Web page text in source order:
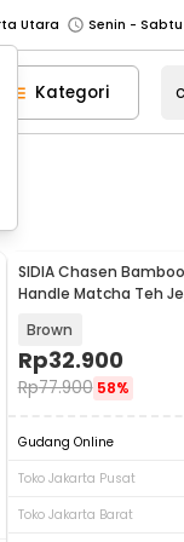
Utara
Barat
Senin -
Senin -
Barat
Senin -
Senin -
Senin - Jumat
Senin - Jumat
Kategori
SIDIA Chasen
Handle Matcha Teh
Brown
Rp32.900
Rp77.900 58%
Gudang Online
Toko Jakarta Pusat
Toko Jakarta Barat